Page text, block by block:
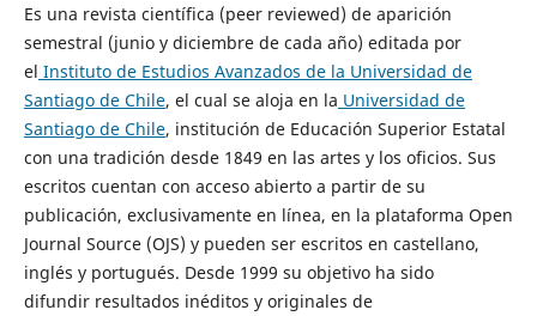
Es una revista científica (peer reviewed) de aparición
semestral (junio y diciembre de cada año) editada por
el Instituto de Estudios Avanzados de la Universidad de
Santiago de Chile, el cual se aloja en la Universidad de
Santiago de Chile, institución de Educación Superior Estatal
con una tradición desde 1849 en las artes y los oficios. Sus
escritos cuentan con acceso abierto a partir de su
publicación, exclusivamente en línea, en la plataforma Open
Journal Source (OJS) y pueden ser escritos en castellano,
inglés y portugués. Desde 1999 su objetivo ha sido
difundir resultados inéditos y originales de